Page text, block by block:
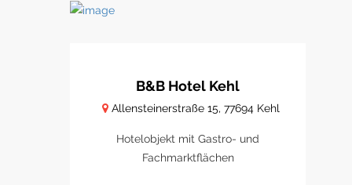
B&B Hotel Kehl
Allensteinerstraße 15, 77694 Kehl
Hotelobjekt mit Gastro- und
Fachmarktflächen